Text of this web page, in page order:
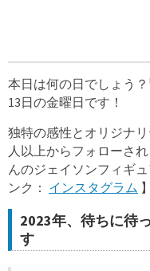
本日は何の日でしょう
13日の金曜日です！
独特の感性とオリジナ
人以上からフォローさ
んのジェイソンフィギ
ンク： インスタグラム 】
2023年、待ちに待
す